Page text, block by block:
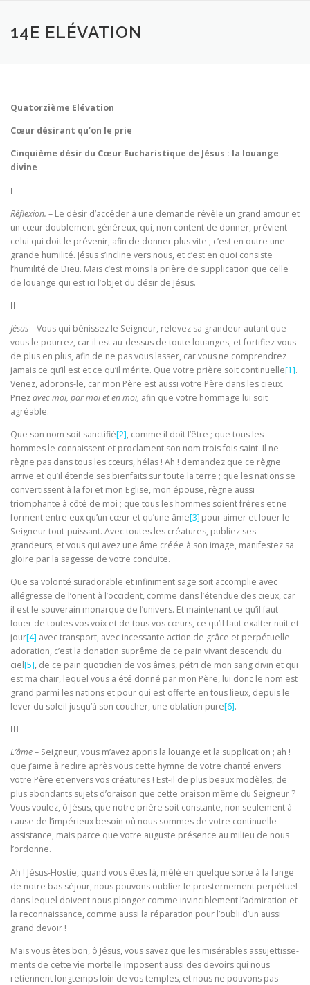
contenu
14E ELÉVATION
Quatorzième Elévation
Cœur désirant qu’on le prie
Cinquième désir du Cœur Eucharistique de Jésus : la louange
divine
I
Réflexion. – Le désir d’accéder à une demande révèle un grand amour et
un cœur doublement généreux, qui, non content de donner, prévient
celui qui doit le préve­nir, afin de donner plus vite ; c’est en outre une
grande humilité. Jésus s’incline vers nous, et c’est en quoi consiste
l’humilité de Dieu. Mais c’est moins la prière de supplication que celle
de louange qui est ici l’objet du désir de Jésus.
II
Jésus– Vous qui bénissez le Seigneur, relevez sa gran­deur autant que
vous le pourrez, car il est au-dessus de toute louanges, et fortifiez-vous
de plus en plus, afin de ne pas vous lasser, car vous ne comprendrez
jamais ce qu’il est et ce qu’il mérite. Que votre prière soit conti­nuelle[1].
Venez, adorons-le, car mon Père est aussi votre Père dans les cieux.
Priezavec moi, par moi et en moi, afin que votre hommage lui soit
agréable.
Que son nom soit sanctifié[2], comme il doit l’être ; que tous les
hommes le connaissent et proclament son nom trois fois saint. Il ne
règne pas dans tous les cœurs, hélas ! Ah ! demandez que ce règne
arrive et qu’il étende ses bienfaits sur toute la terre ; que les nations se
conver­tissent à la foi et mon Eglise, mon épouse, règne aussi
triomphante à côté de moi ; que tous les hommes soient frères et ne
forment entre eux qu’un cœur et qu’une âme[3] pour aimer et louer le
Seigneur tout-puissant. Avec toutes les créatures, publiez ses
grandeurs, et vous qui avez une âme créée à son image, manifestez sa
gloire par la sagesse de votre conduite.
Que sa volonté surado­rable et infiniment sage soit accomplie avec
allégresse de l’orient à l’occident, comme dans l’étendue des cieux, car
il est le souverain monarque de l’univers. Et maintenant ce qu’il faut
louer de toutes vos voix et de tous vos cœurs, ce qu’il faut exalter nuit et
jour[4] avec transport, avec in­cessante action de grâce et perpétuelle
adoration, c’est la donation suprême de ce pain vivant descendu du
ciel[5], de ce pain quotidien de vos âmes, pétri de mon sang divin et qui
est ma chair, lequel vous a été donné par mon Père, lui donc le nom est
grand parmi les nations et pour qui est offerte en tous lieux, depuis le
lever du soleil jusqu’à son coucher, une oblation pure[6].
III
L’âme– Seigneur, vous m’avez appris la louange et la supplication ; ah !
que j’aime à redire après vous cette hymne de votre charité envers
votre Père et en­vers vos créatures ! Est-il de plus beaux modèles, de
plus abondants sujets d’oraison que cette oraison même du Seigneur ?
Vous voulez, ô Jésus, que notre prière soit constante, non seulement à
cause de l’impérieux besoin où nous sommes de votre continuelle
assistance, mais parce que votre auguste présence au milieu de nous
l’or­donne.
Ah ! Jésus-Hostie, quand vous êtes là, mêlé en quelque sorte à la fange
de notre bas séjour, nous pou­vons oublier le prosternement perpétuel
dans lequel doivent nous plonger comme invinciblement l’admi­ration et
la reconnaissance, comme aussi la réparation pour l’oubli d’un aussi
grand devoir !
Mais vous êtes bon, ô Jésus, vous savez que les misérables assujettisse­
ments de cette vie mortelle imposent aussi des devoirs qui nous
retiennent longtemps loin de vos temples, et nous ne pouvons pas